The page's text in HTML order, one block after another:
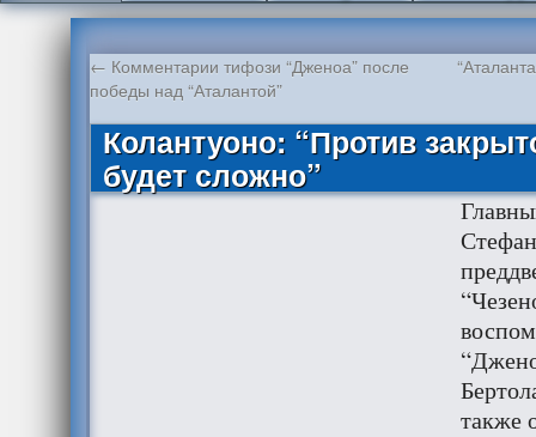
← Комментарии тифози “Дженоа” после
победы над “Аталантой”
Колантуоно: “Против
будет сложно”
также